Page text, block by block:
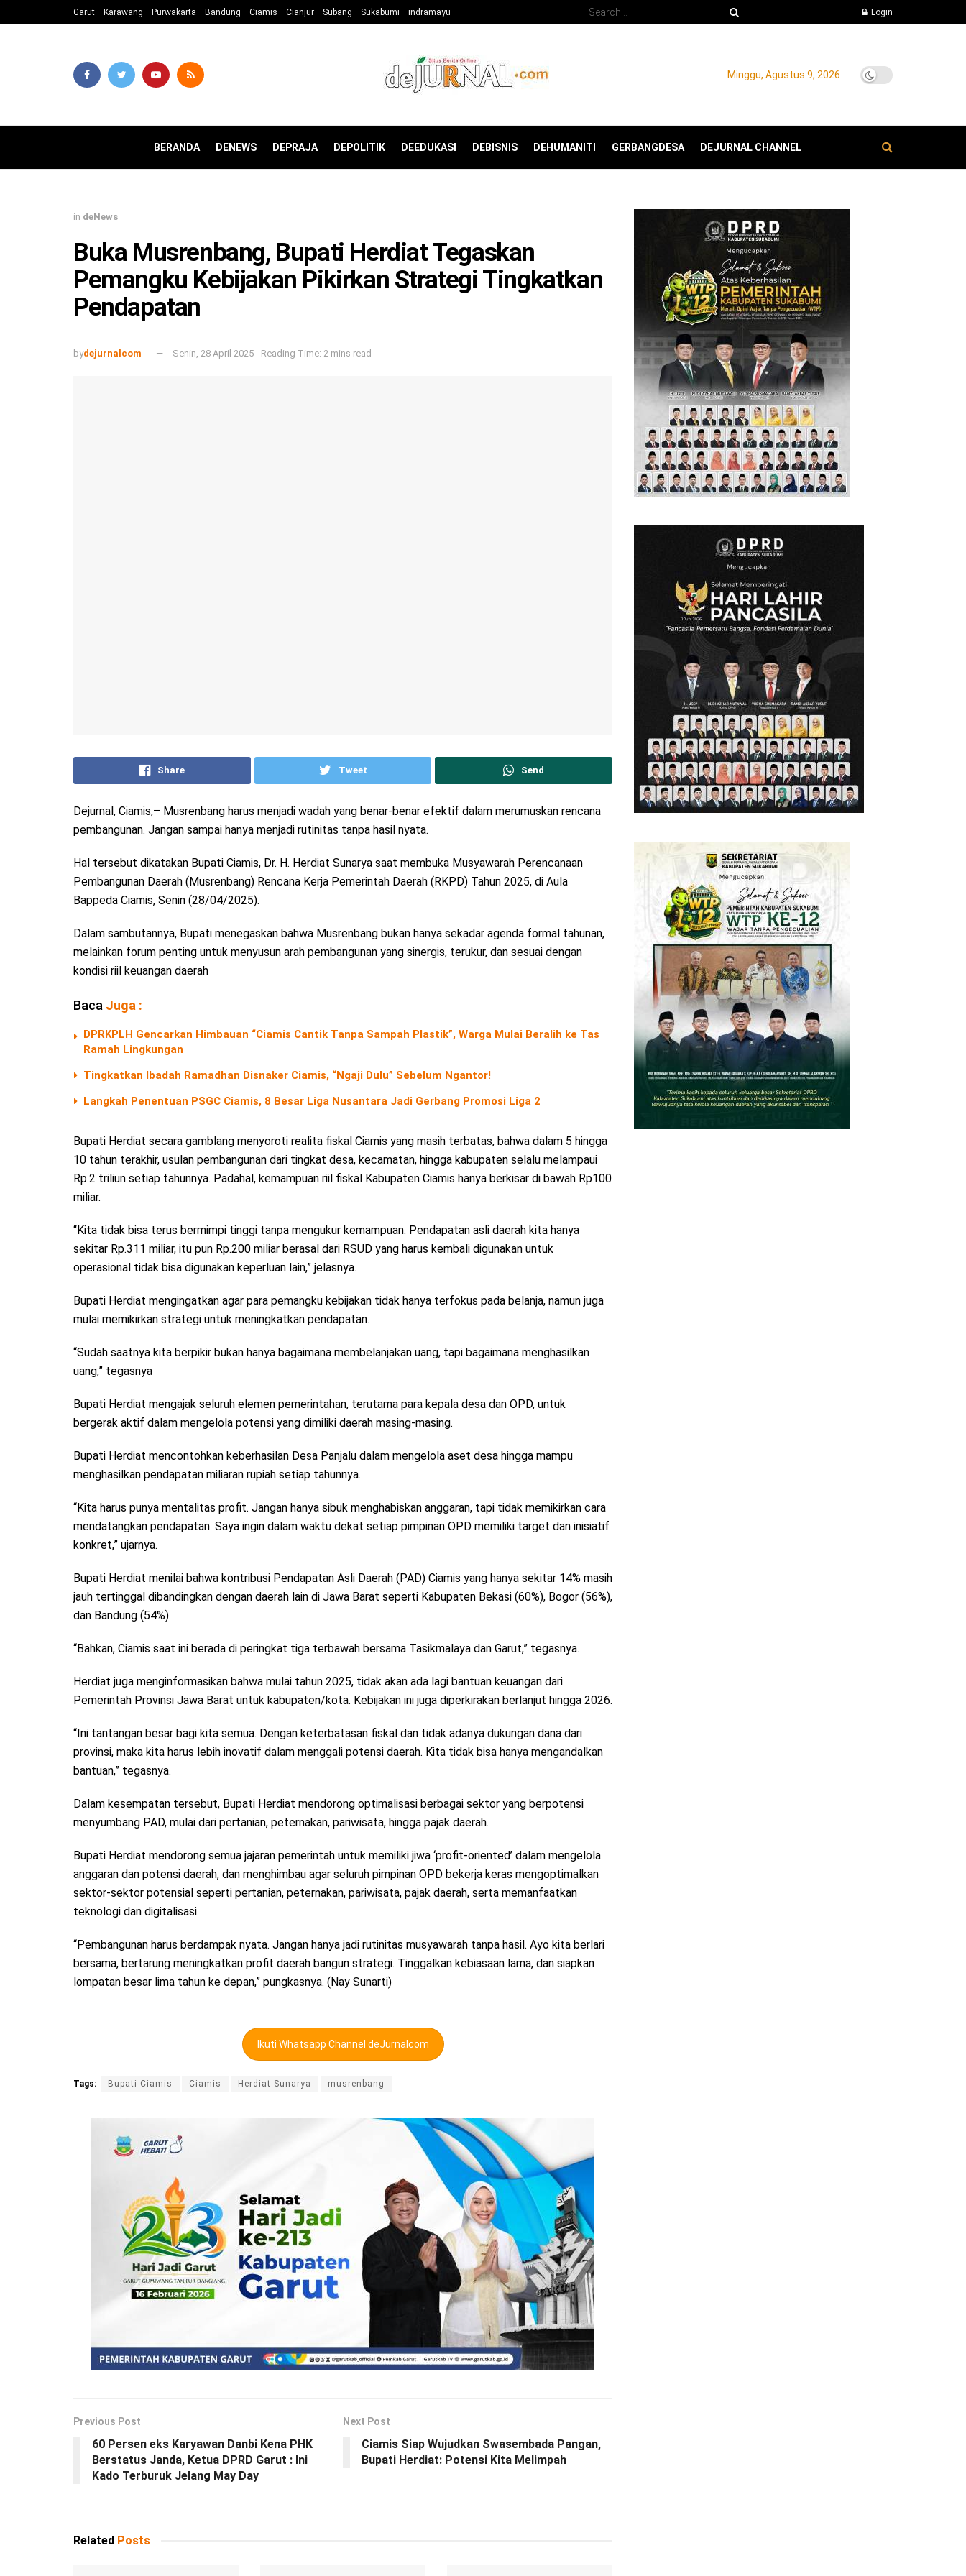
Garut Karawang Purwakarta Bandung Ciamis Cianjur Subang Sukabumi indramayu Login
Minggu, Agustus 9, 2026
BERANDA DENEWS DEPRAJA DEPOLITIK DEEDUKASI DEBISNIS DEHUMANITI GERBANGDESA DEJURNAL CHANNEL
in deNews
Buka Musrenbang, Bupati Herdiat Tegaskan
Pemangku Kebijakan Pikirkan Strategi Tingkatkan
Pendapatan
bydejurnalcom Senin, 28 April 2025 Reading Time: 2 mins read
Share Tweet Send
Dejurnal, Ciamis,– Musrenbang harus menjadi wadah yang benar-benar efektif dalam merumuskan rencana
pembangunan. Jangan sampai hanya menjadi rutinitas tanpa hasil nyata.
Hal tersebut dikatakan Bupati Ciamis, Dr. H. Herdiat Sunarya saat membuka Musyawarah Perencanaan
Pembangunan Daerah (Musrenbang) Rencana Kerja Pemerintah Daerah (RKPD) Tahun 2025, di Aula
Bappeda Ciamis, Senin (28/04/2025).
Dalam sambutannya, Bupati menegaskan bahwa Musrenbang bukan hanya sekadar agenda formal tahunan,
melainkan forum penting untuk menyusun arah pembangunan yang sinergis, terukur, dan sesuai dengan
kondisi riil keuangan daerah
Baca Juga :
DPRKPLH Gencarkan Himbauan “Ciamis Cantik Tanpa Sampah Plastik”, Warga Mulai Beralih ke Tas
Ramah Lingkungan
Tingkatkan Ibadah Ramadhan Disnaker Ciamis, “Ngaji Dulu” Sebelum Ngantor!
Langkah Penentuan PSGC Ciamis, 8 Besar Liga Nusantara Jadi Gerbang Promosi Liga 2
Bupati Herdiat secara gamblang menyoroti realita fiskal Ciamis yang masih terbatas, bahwa dalam 5 hingga
10 tahun terakhir, usulan pembangunan dari tingkat desa, kecamatan, hingga kabupaten selalu melampaui
Rp.2 triliun setiap tahunnya. Padahal, kemampuan riil fiskal Kabupaten Ciamis hanya berkisar di bawah Rp100
miliar.
“Kita tidak bisa terus bermimpi tinggi tanpa mengukur kemampuan. Pendapatan asli daerah kita hanya
sekitar Rp.311 miliar, itu pun Rp.200 miliar berasal dari RSUD yang harus kembali digunakan untuk
operasional tidak bisa digunakan keperluan lain,” jelasnya.
Bupati Herdiat mengingatkan agar para pemangku kebijakan tidak hanya terfokus pada belanja, namun juga
mulai memikirkan strategi untuk meningkatkan pendapatan.
“Sudah saatnya kita berpikir bukan hanya bagaimana membelanjakan uang, tapi bagaimana menghasilkan
uang,” tegasnya
Bupati Herdiat mengajak seluruh elemen pemerintahan, terutama para kepala desa dan OPD, untuk
bergerak aktif dalam mengelola potensi yang dimiliki daerah masing-masing.
Bupati Herdiat mencontohkan keberhasilan Desa Panjalu dalam mengelola aset desa hingga mampu
menghasilkan pendapatan miliaran rupiah setiap tahunnya.
“Kita harus punya mentalitas profit. Jangan hanya sibuk menghabiskan anggaran, tapi tidak memikirkan cara
mendatangkan pendapatan. Saya ingin dalam waktu dekat setiap pimpinan OPD memiliki target dan inisiatif
konkret,” ujarnya.
Bupati Herdiat menilai bahwa kontribusi Pendapatan Asli Daerah (PAD) Ciamis yang hanya sekitar 14% masih
jauh tertinggal dibandingkan dengan daerah lain di Jawa Barat seperti Kabupaten Bekasi (60%), Bogor (56%),
dan Bandung (54%).
“Bahkan, Ciamis saat ini berada di peringkat tiga terbawah bersama Tasikmalaya dan Garut,” tegasnya.
Herdiat juga menginformasikan bahwa mulai tahun 2025, tidak akan ada lagi bantuan keuangan dari
Pemerintah Provinsi Jawa Barat untuk kabupaten/kota. Kebijakan ini juga diperkirakan berlanjut hingga 2026.
“Ini tantangan besar bagi kita semua. Dengan keterbatasan fiskal dan tidak adanya dukungan dana dari
provinsi, maka kita harus lebih inovatif dalam menggali potensi daerah. Kita tidak bisa hanya mengandalkan
bantuan,” tegasnya.
Dalam kesempatan tersebut, Bupati Herdiat mendorong optimalisasi berbagai sektor yang berpotensi
menyumbang PAD, mulai dari pertanian, peternakan, pariwisata, hingga pajak daerah.
Bupati Herdiat mendorong semua jajaran pemerintah untuk memiliki jiwa ‘profit-oriented’ dalam mengelola
anggaran dan potensi daerah, dan menghimbau agar seluruh pimpinan OPD bekerja keras mengoptimalkan
sektor-sektor potensial seperti pertanian, peternakan, pariwisata, pajak daerah, serta memanfaatkan
teknologi dan digitalisasi.
“Pembangunan harus berdampak nyata. Jangan hanya jadi rutinitas musyawarah tanpa hasil. Ayo kita berlari
bersama, bertarung meningkatkan profit daerah bangun strategi. Tinggalkan kebiasaan lama, dan siapkan
lompatan besar lima tahun ke depan,” pungkasnya. (Nay Sunarti)
Ikuti Whatsapp Channel deJurnalcom
Tags: Bupati Ciamis Ciamis Herdiat Sunarya musrenbang
Previous Post
60 Persen eks Karyawan Danbi Kena PHK
Berstatus Janda, Ketua DPRD Garut : Ini
Kado Terburuk Jelang May Day
Next Post
Ciamis Siap Wujudkan Swasembada Pangan,
Bupati Herdiat: Potensi Kita Melimpah
Related Posts